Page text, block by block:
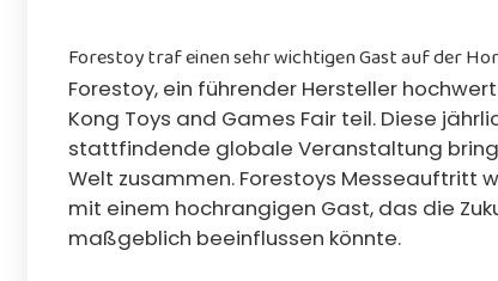
Forestoy traf einen sehr wichtigen Gast auf der
Forestoy, ein führender Hersteller
Kong Toys and Games Fair teil. Diese
stattfindende globale Veranstaltung
Welt zusammen. Forestoys Messeauftritt
mit einem hochrangigen Gast, das die
maßgeblich beeinflussen könnte.